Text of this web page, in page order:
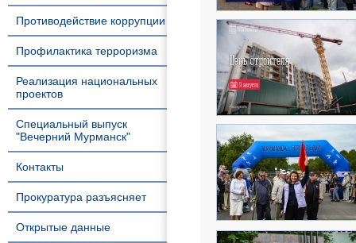
Противодействие коррупции
Профилактика терроризма
Реализация национальных
проектов
Специальный выпуск
"Вечерний Мурманск"
Контакты
Прокуратура разъясняет
Открытые данные